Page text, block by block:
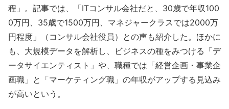
程」。記事では、「ITコンサル会社だと、30歳で年収100
0万円、35歳で1500万円、マネジャークラスでは2000万
円程度」（コンサル会社役員）との声も紹介した。ほかに
も、大規模データを解析し、ビジネスの種をみつける「デ
ータサイエンティスト」や、職種では「経営企画・事業企
画職」と「マーケティング職」の年収がアップする見込み
が高いという。